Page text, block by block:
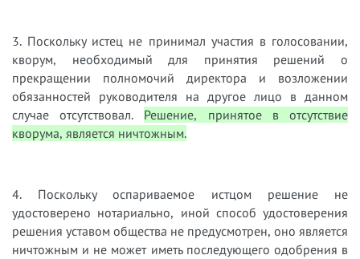
3. Поскольку истец не принимал участия в голосовании,
кворум, необходимый для принятия решений о
прекращении полномочий директора и возложении
обязанностей руководителя на другое лицо в данном
случае отсутствовал. Решение, принятое в отсутствие
кворума, является ничтожным.
4. Поскольку оспариваемое истцом решение не
удостоверено нотариально, иной способ удостоверения
решения уставом общества не предусмотрен, оно является
ничтожным и не может иметь последующего одобрения в